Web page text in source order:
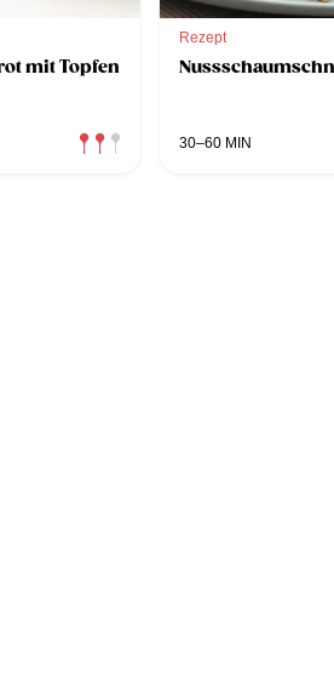
mit Topfen
Rezept
30–60 MIN